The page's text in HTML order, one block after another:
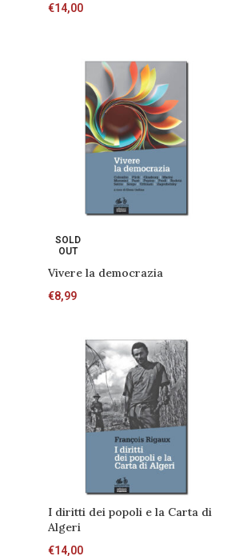
€14,00
SOLD
OUT
Vivere la democrazia
€8,99
I diritti dei popoli e la Carta di
Algeri
€14,00